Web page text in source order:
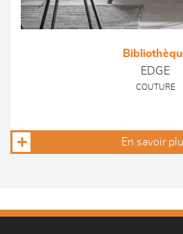
EDGE
COUTURE
En savoir